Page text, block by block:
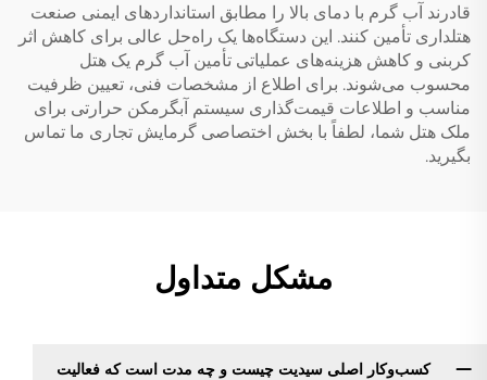
قادرند آب گرم با دمای بالا را مطابق استانداردهای ایمنی صنعت
هتلداری تأمین کنند. این دستگاه‌ها یک راه‌حل عالی برای کاهش اثر
کربنی و کاهش هزینه‌های عملیاتی تأمین آب گرم یک هتل
محسوب می‌شوند. برای اطلاع از مشخصات فنی، تعیین ظرفیت
مناسب و اطلاعات قیمت‌گذاری سیستم آبگرمکن حرارتی برای
ملک هتل شما، لطفاً با بخش اختصاصی گرمایش تجاری ما تماس
بگیرید.
مشکل متداول
کسب‌وکار اصلی سیدیت چیست و چه مدت است که فعالیت